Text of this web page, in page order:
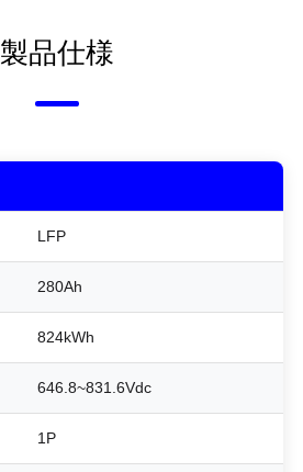
製品仕様
LFP
280Ah
824kWh
646.8~831.6Vdc
1P